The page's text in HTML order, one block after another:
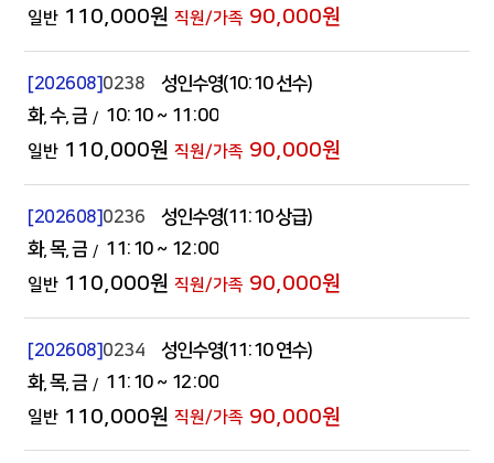
110,000원 90,000원
[202608]0238
성인수영(10:10 선수)
화 수 금 10:10 ~ 11:00
110,000원 90,000원
[202608]0236
성인수영(11:10 상급)
화 목 금 11:10 ~ 12:00
110,000원 90,000원
[202608]0234
성인수영(11:10 연수)
화 목 금 11:10 ~ 12:00
110,000원 90,000원